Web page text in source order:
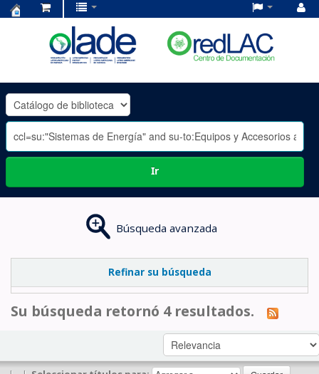
OLADE
-
Ir
Búsqueda avanzada
Refinar su búsqueda
Su búsqueda retornó 4 resultados.